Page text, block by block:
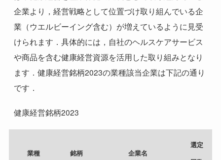
企業より，経営戦略として位置づけ取り組んでいる企
業（ウエルビーイング含む）が増えているように見受
けられます．具体的には，自社のヘルスケアサービス
や商品を含む健康経営資源を活用した取り組みとなり
ます．健康経営銘柄2023の業種該当企業は下記の通り
です．
健康経営銘柄2023
業種 銘柄 企業名
選定